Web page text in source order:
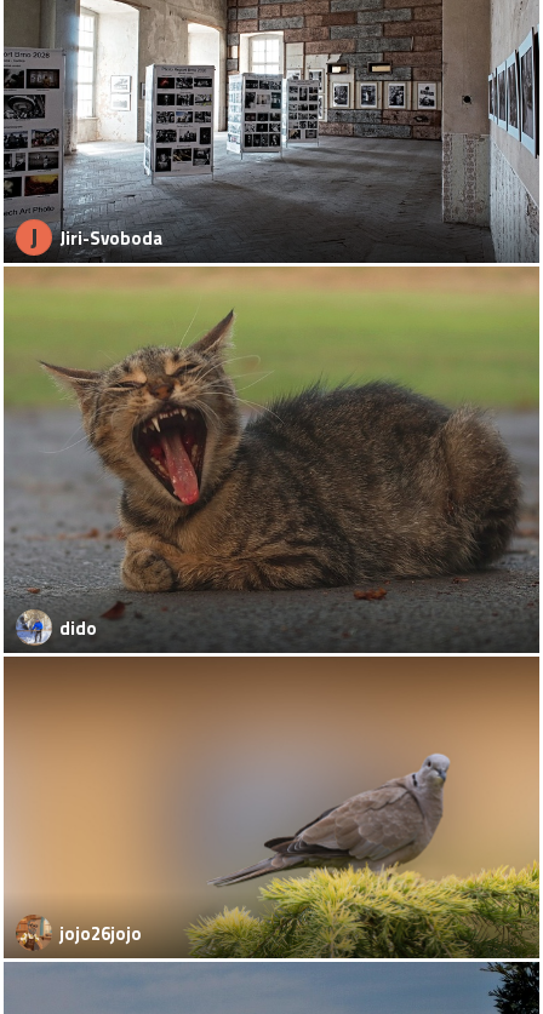
J Jiri-Svoboda
dido
jojo26jojo